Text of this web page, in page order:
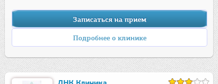
Записаться на прием
Подробнее о клинике